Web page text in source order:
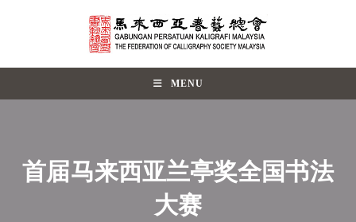
MENU
首届马来西亚兰亭奖全国书法
大赛